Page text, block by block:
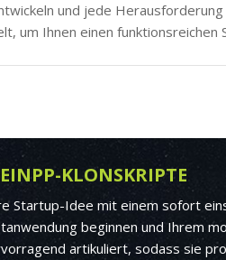
und jede
um Ihnen einen
EINPP-KLONSKRIPTE
Startup-Idee mit einem sofort
beginnen und Ihrem
artikuliert, sodass sie